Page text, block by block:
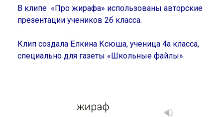
В клипе «Про жирафа» использованы авторские
презентации учеников 2б класса.
Клип создала Ёлкина Ксюша, ученица 4а класса,
специально для газеты «Школьные файлы».